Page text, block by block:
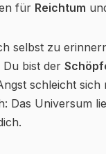
für Reichtum
selbst zu
Du bist der
schleicht sich
Das Universum